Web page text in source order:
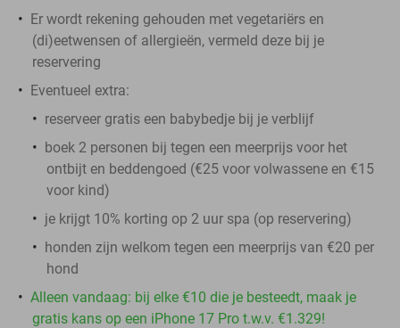
Er wordt rekening gehouden met vegetariërs en
(di)eetwensen of allergieën, vermeld deze bij je
reservering
Eventueel extra:
reserveer gratis een babybedje bij je verblijf
boek 2 personen bij tegen een meerprijs voor het
ontbijt en beddengoed (€25 voor volwassene en €15
voor kind)
je krijgt 10% korting op 2 uur spa (op reservering)
honden zijn welkom tegen een meerprijs van €20 per
hond
Alleen vandaag: bij elke €10 die je besteedt, maak je
gratis kans op een iPhone 17 Pro t.w.v. €1.329!